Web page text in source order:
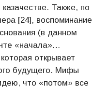
Также, по
[24], воспоминание
(в данном
«начала»…
открывает
будущего. Мифы
что «потом» все